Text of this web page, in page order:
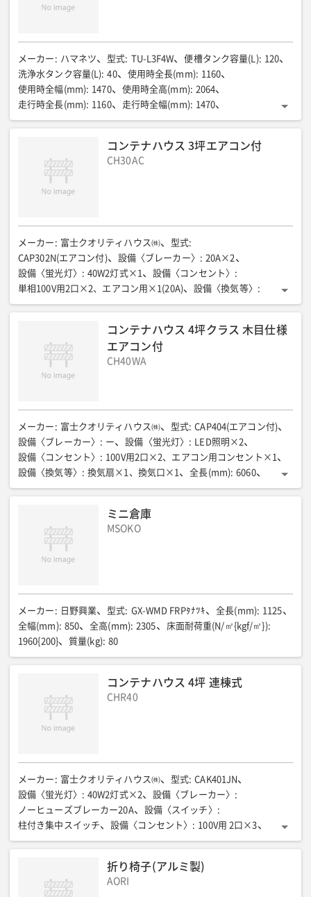
メーカー : ハマネツ 型式: TU-L3F4W 便槽タンク容量(L): 120
洗浄水タンク容量(L): 40 使用時全長(mm): 1160
使用時全幅(mm): 1470 使用時全高(mm): 2064
走行時全長(mm): 1160 走行時全幅(mm): 1470
走行時全高(mm): 1783 質量(kg): 120
コンテナハウス 3坪エアコン付
CH30AC
メーカー : 富士クオリティハウス㈱ 型式:
CAP302N(エアコン付)
設備〈ブレーカー〉 : 20A×2
設備〈蛍光灯〉 : 40W2灯式×1 設備〈コンセント〉 :
単相100V用2口×2、エアコン用×1(20A)
設備〈換気等〉 :
換気扇×1
全長(mm): 4600 全幅(mm): 2225 全高(mm):
床パネル耐荷重(kg/㎡): 180 床パネル耐荷重(N/㎡{kgf/㎡}): ー
質量(kg): 900+エアコン重量
コンテナハウス 4坪クラス 木目仕様
エアコン付
CH40WA
メーカー : 富士クオリティハウス㈱ 型式: CAP404(エアコン付)
設備〈ブレーカー〉 : ー 設備〈蛍光灯〉 : LED照明×2
設備〈コンセント〉 : 100V用2口×2、エアコン用コンセント×1
設備〈換気等〉 : 換気扇×1、換気口×1 全長(mm): 6060
全幅(mm): 2250 全高(mm): 2455 室内高(mm): 2140
ミニ倉庫
MSOKO
メーカー : 日野興業 型式: GX-WMD FRPﾀﾅﾂｷ 全長(mm): 1125
全幅(mm): 850 全高(mm): 2305 床面耐荷重(N/㎡{kgf/㎡}):
1960{200}
質量(kg): 80
コンテナハウス 4坪 連棟式
CHR40
メーカー : 富士クオリティハウス㈱ 型式: CAK401JN
設備〈蛍光灯〉 : 40W2灯式×2 設備〈ブレーカー〉 :
ノーヒューズブレーカー20A
設備〈スイッチ〉 :
柱付き集中スイッチ
設備〈コンセント〉 : 100V用 2口×3
設備〈換気等〉: 15㎝径排気用 全長(mm): 5720 全幅(mm):
質量(kg): 1500
折り椅子(アルミ製)
AORI